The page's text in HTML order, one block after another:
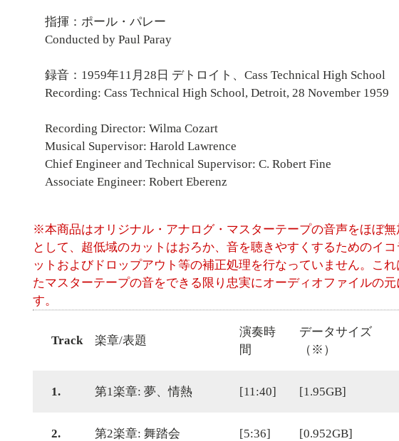
指揮：ポール・パレー
Conducted by Paul Paray
録音：1959年11月28日 デトロイト、Cass Technical High School
Recording: Cass Technical High School, Detroit, 28 November 1959
Recording Director: Wilma Cozart
Musical Supervisor: Harold Lawrence
Chief Engineer and Technical Supervisor: C. Robert Fine
Associate Engineer: Robert Eberenz
※本商品はオリジナル・アナログ・マスターテープの音声をほぼ
として、超低域のカットはおろか、音を聴きやすくするためのイ
ットおよびドロップアウト等の補正処理を行なっていません。こ
たマスターテープの音をできる限り忠実にオーディオファイルの
す。
Track 楽章/表題
演奏時
間
データサイズ
（※）
1. 第1楽章: 夢、情熱 [11:40] [1.95GB]
2. 第2楽章: 舞踏会 [5:36] [0.952GB]